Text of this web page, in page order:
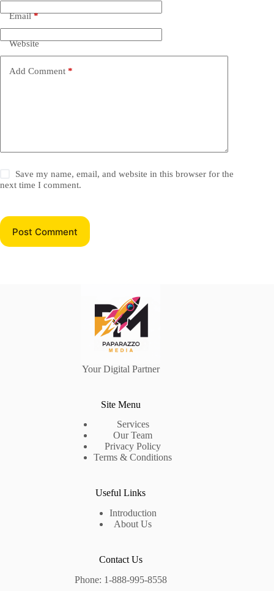
Email*
Website
Add Comment *
Save my name, email, and website in this browser for the
next time I comment.
Post Comment
Your Digital Partner
Site Menu
Services
Our Team
Privacy Policy
Terms & Conditions
Useful Links
Introduction
About Us
Contact Us
Phone: 1-888-995-8558